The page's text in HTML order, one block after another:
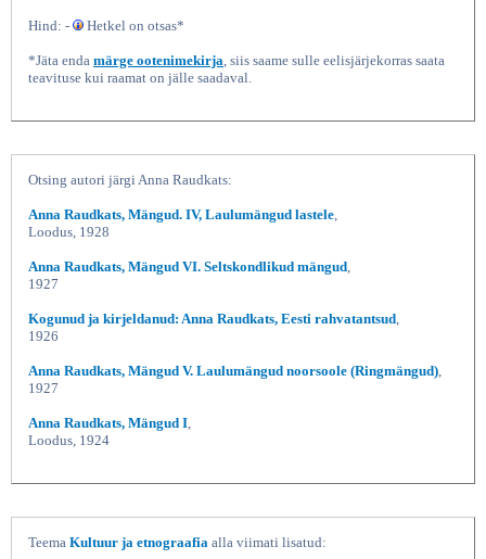
Hind: - Hetkel on otsas*
*Jäta enda märge ootenimekirja, siis saame sulle eelisjärjekorras saata
teavituse kui raamat on jälle saadaval.
Otsing autori järgi Anna Raudkats:
Anna Raudkats, Mängud. IV, Laulumängud lastele,
Loodus, 1928
Anna Raudkats, Mängud VI. Seltskondlikud mängud,
1927
Kogunud ja kirjeldanud: Anna Raudkats, Eesti rahvatantsud,
1926
Anna Raudkats, Mängud V. Laulumängud noorsoole (Ringmängud),
1927
Anna Raudkats, Mängud I,
Loodus, 1924
Teema Kultuur ja etnograafia alla viimati lisatud: